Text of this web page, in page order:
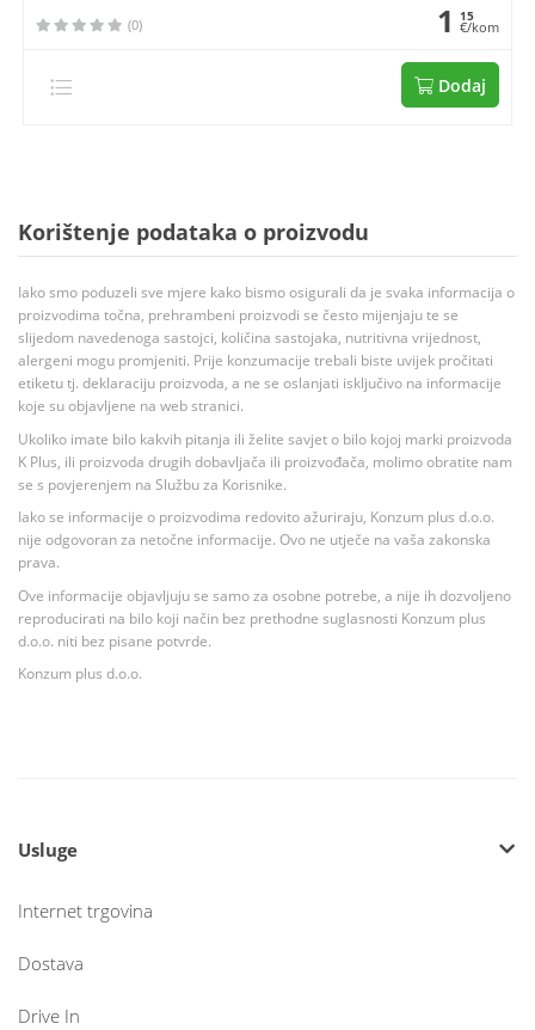
(0) 1 15
€/kom
Dodaj
Korištenje podataka o proizvodu
Iako smo poduzeli sve mjere kako bismo osigurali da je svaka informacija o
proizvodima točna, prehrambeni proizvodi se često mijenjaju te se
slijedom navedenoga sastojci, količina sastojaka, nutritivna vrijednost,
alergeni mogu promjeniti. Prije konzumacije trebali biste uvijek pročitati
etiketu tj. deklaraciju proizvoda, a ne se oslanjati isključivo na informacije
koje su objavljene na web stranici.
Ukoliko imate bilo kakvih pitanja ili želite savjet o bilo kojoj marki proizvoda
K Plus, ili proizvoda drugih dobavljača ili proizvođača, molimo obratite nam
se s povjerenjem na Službu za Korisnike.
Iako se informacije o proizvodima redovito ažuriraju, Konzum plus d.o.o.
nije odgovoran za netočne informacije. Ovo ne utječe na vaša zakonska
prava.
Ove informacije objavljuju se samo za osobne potrebe, a nije ih dozvoljeno
reproducirati na bilo koji način bez prethodne suglasnosti Konzum plus
d.o.o. niti bez pisane potvrde.
Konzum plus d.o.o.
Usluge
Internet trgovina
Dostava
Drive In